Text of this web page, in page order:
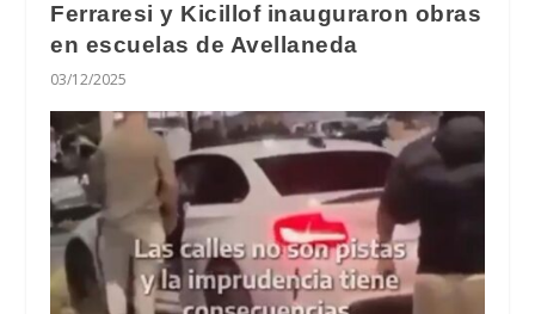
Ferraresi y Kicillof inauguraron obras
en escuelas de Avellaneda
03/12/2025